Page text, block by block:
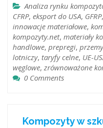
Analiza rynku
CFRP, eksport do USA, GFRP,
innowacje materiałowe,
kompozyty.net, materiały
handlowe, prepregi,
lotniczy, taryfy celne, UE-
węglowe, zrównoważone
0 Comments
Kompozyty w